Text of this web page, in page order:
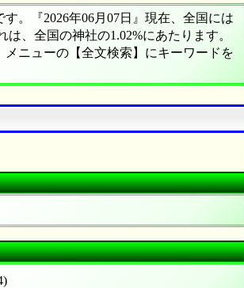
。『2026年06月07日』現在、全国には
、全国の神社の1.02%にあたります。
ニューの【全文検索】にキーワードを